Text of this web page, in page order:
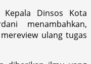
Kepala Dinsos Kota
menambahkan,
ulang tugas